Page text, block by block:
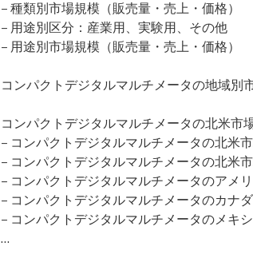
– 種類別市場規模（販売量・売上・価格）
– 用途別区分：産業用、実験用、その他
– 用途別市場規模（販売量・売上・価格）
コンパクトデジタルマルチメータの地域別
コンパクトデジタルマルチメータの北米市
– コンパクトデジタルマルチメータの北米
– コンパクトデジタルマルチメータの北米
– コンパクトデジタルマルチメータのアメ
– コンパクトデジタルマルチメータのカナ
– コンパクトデジタルマルチメータのメキ
…